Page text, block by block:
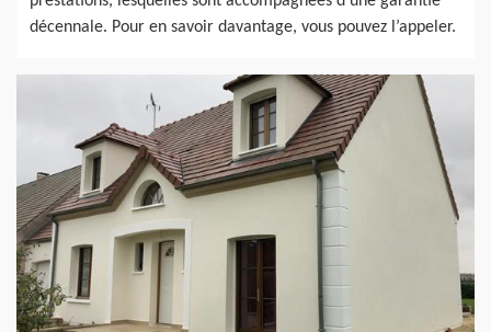
décennale. Pour en savoir davantage, vous pouvez l’appeler.